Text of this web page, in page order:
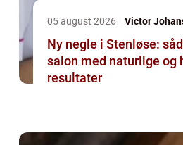
05 august 2026 Victor
Ny negle i Stenløse:
salon med naturlige og
resultater